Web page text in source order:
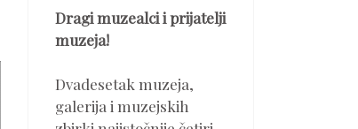
Dragi muzealci i prijatelji
muzeja!
Dvadesetak muzeja,
galerija i muzejskih